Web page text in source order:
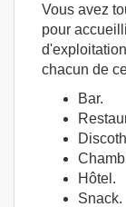
Vous avez
pour
chacun de
Bar.
Hôtel.
Snack.